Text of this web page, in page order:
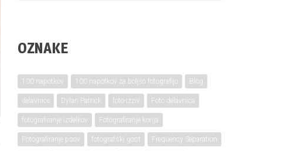
OZNAKE
100 napotkov 100 napotkov za boljšo fotografijo Blog
delavnice Dylan Patrick foto-izziv Foto delavnica
fotografiranje izdelkov Fotografiranje konja
Fotografiranje psov fotografski gost Frequency Separation